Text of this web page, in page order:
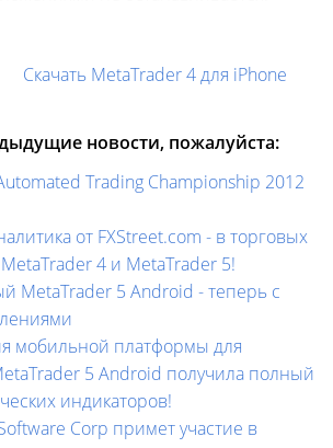
Скачать MetaTrader 4 для iPhone
новости, пожалуйста:
Trading Championship 2012
от FXStreet.com - в торговых
4 и MetaTrader 5!
MetaTrader 5 Android - теперь с
мобильной платформы для
5 Android получила полный
индикаторов!
Corp примет участие в